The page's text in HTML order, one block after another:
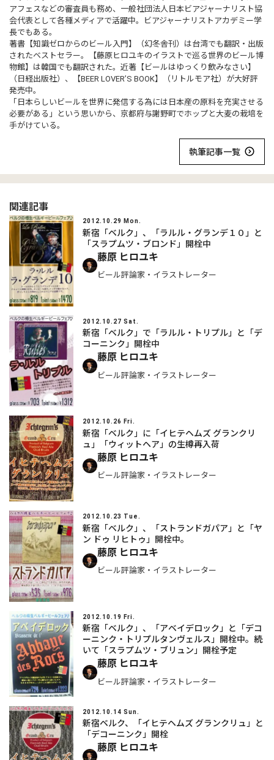
アフェスなどの審査員も務め、一般社団法人日本ビアジャーナリスト協
会代表として各種メディアで活躍中。ビアジャーナリストアカデミー学
長でもある。
著書【知識ゼロからのビール入門】（幻冬舎刊）は台湾でも翻訳・出版
されたベストセラー。【藤原ヒロユキのイラストで巡る世界のビール博
物館】は韓国でも翻訳された。近著【ビールはゆっくり飲みなさい】
（日経出版社）、【BEER LOVER’S BOOK】（リトルモア社）が大好評
発売中。
「日本らしいビールを世界に発信する為には日本産の原料を充実させる
必要がある」という思いから、京都府与謝野町でホップと大麦の栽培を
手がけている。
執筆記事一覧
関連記事
2012.10.29 Mon.
新宿「ベルク」、「ラルル・グランデ１０」と
「スラプムツ・ブロンド」開栓中
藤原 ヒロユキ
ビール評論家・イラストレーター
2012.10.27 Sat.
新宿「ベルク」で「ラルル・トリプル」と「デ
コーニンク」開栓中
藤原 ヒロユキ
ビール評論家・イラストレーター
2012.10.26 Fri.
新宿「ベルク」に「イヒテヘムズ グランクリ
ュ」「ウィットヘア」の生樽再入荷
藤原 ヒロユキ
ビール評論家・イラストレーター
2012.10.23 Tue.
新宿「ベルク」、「ストランドガパア」と「ヤ
ン ドゥ リヒトゥ」開栓中。
藤原 ヒロユキ
ビール評論家・イラストレーター
2012.10.19 Fri.
新宿「ベルク」、「アベイデロック」と「デコ
ーニンク・トリプルタンヴェルス」開栓中。続
いて「スラプムツ・ブリュン」開栓予定
藤原 ヒロユキ
ビール評論家・イラストレーター
2012.10.14 Sun.
新宿ベルク、「イヒテヘムズ グランクリュ」と
「デコーニンク」開栓
藤原 ヒロユキ